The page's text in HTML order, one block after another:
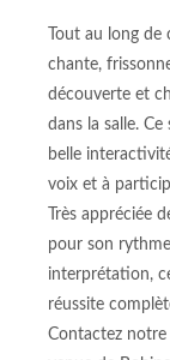
Tout au long
chante,
découverte et
dans la salle.
belle
voix et à
Très appréciée
pour son
interprétation,
réussite
Contactez